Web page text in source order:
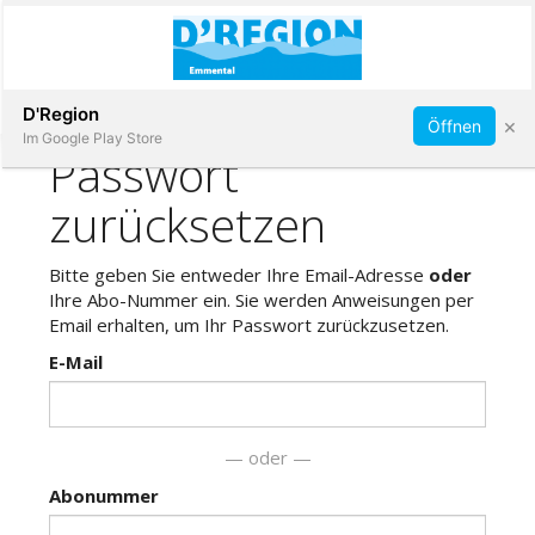
Immobilien
Veranstaltungen
Stellen
Abonnieren
D'Region
Im Google Play Store
Öffnen ×